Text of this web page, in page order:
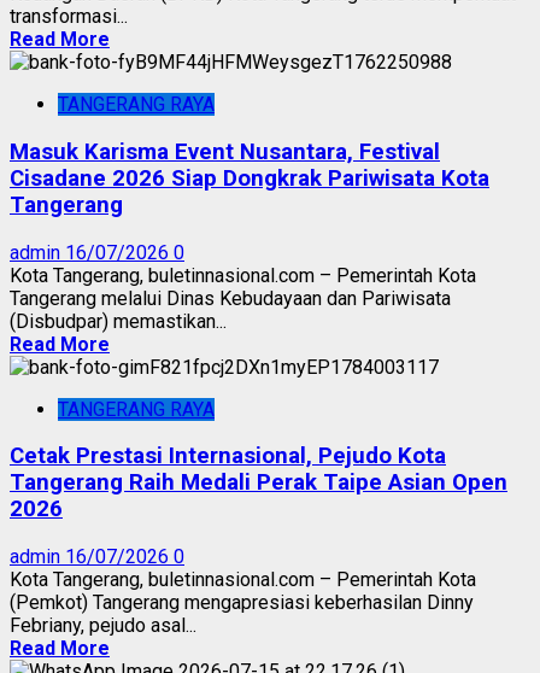
transformasi...
Read More
TANGERANG RAYA
Masuk Karisma Event Nusantara, Festival
Cisadane 2026 Siap Dongkrak Pariwisata Kota
Tangerang
admin 16/07/2026 0
Kota Tangerang, buletinnasional.com – Pemerintah Kota
Tangerang melalui Dinas Kebudayaan dan Pariwisata
(Disbudpar) memastikan...
Read More
TANGERANG RAYA
Cetak Prestasi Internasional, Pejudo Kota
Tangerang Raih Medali Perak Taipe Asian Open
2026
admin 16/07/2026 0
Kota Tangerang, buletinnasional.com – Pemerintah Kota
(Pemkot) Tangerang mengapresiasi keberhasilan Dinny
Febriany, pejudo asal...
Read More